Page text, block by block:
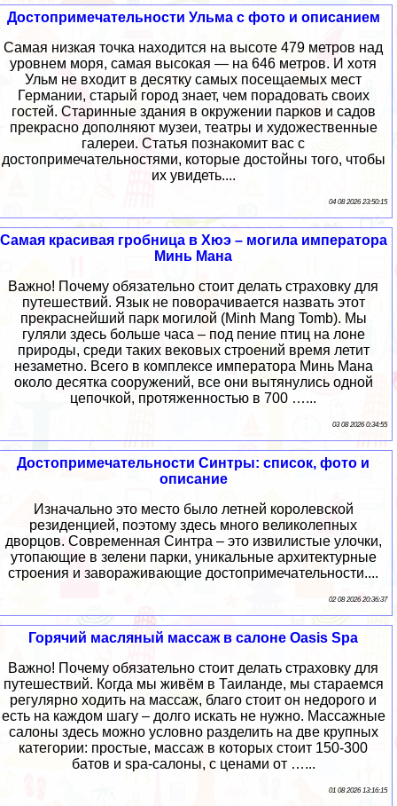
Достопримечательности Ульма с фото и описанием
Самая низкая точка находится на высоте 479 метров над
уровнем моря, самая высокая — на 646 метров. И хотя
Ульм не входит в десятку самых посещаемых мест
Германии, старый город знает, чем порадовать своих
гостей. Старинные здания в окружении парков и садов
прекрасно дополняют музеи, театры и художественные
галереи. Статья познакомит вас с
достопримечательностями, которые достойны того, чтобы
их увидеть....
04 08 2026 23:50:15
Самая красивая гробница в Хюэ – могила императора
Минь Мана
Важно! Почему обязательно стоит делать страховку для
путешествий. Язык не поворачивается назвать этот
прекраснейший парк могилой (Minh Mang Tomb). Мы
гуляли здесь больше часа – под пение птиц на лоне
природы, среди таких вековых строений время летит
незаметно. Всего в комплексе императора Минь Мана
около десятка сооружений, все они вытянулись одной
цепочкой, протяженностью в 700 …...
03 08 2026 0:34:55
Достопримечательности Синтры: список, фото и
описание
Изначально это место было летней королевской
резиденцией, поэтому здесь много великолепных
дворцов. Современная Синтра – это извилистые улочки,
утопающие в зелени парки, уникальные архитектурные
строения и завораживающие достопримечательности....
02 08 2026 20:36:37
Горячий масляный массаж в салоне Oasis Spa
Важно! Почему обязательно стоит делать страховку для
путешествий. Когда мы живём в Таиланде, мы стараемся
регулярно ходить на массаж, благо стоит он недорого и
есть на каждом шагу – долго искать не нужно. Массажные
салоны здесь можно условно разделить на две крупных
категории: простые, массаж в которых стоит 150-300
батов и spa-салоны, с ценами от …...
01 08 2026 13:16:15